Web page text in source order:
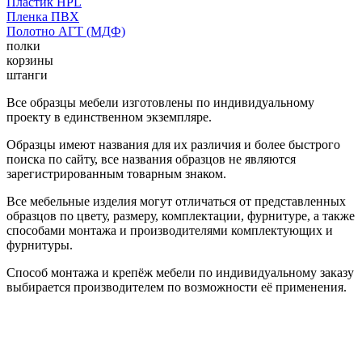
Пленка ПВХ
Полотно АГТ (МДФ)
полки
корзины
штанги
Все образцы мебели изготовлены по индивидуальному
проекту в единственном экземпляре.
Образцы имеют названия для их различия и более быстрого
поиска по сайту, все названия образцов не являются
зарегистрированным товарным знаком.
Все мебельные изделия могут отличаться от представленных
образцов по цвету, размеру, комплектации, фурнитуре, а также
способами монтажа и производителями комплектующих и
фурнитуры.
Способ монтажа и крепёж мебели по индивидуальному заказу
выбирается производителем по возможности её применения.